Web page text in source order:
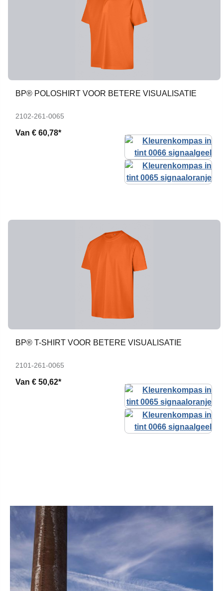
BP® POLOSHIRT VOOR BETERE VISUALISATIE
2102-261-0065
Van € 60,78*
BP® T-SHIRT VOOR BETERE VISUALISATIE
2101-261-0065
Van € 50,62*